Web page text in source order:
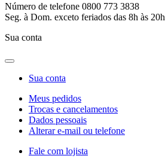
Número de telefone 0800 773 3838
Seg. à Dom. exceto feriados das 8h às 20h
Sua conta
Sua conta
Meus pedidos
Trocas e cancelamentos
Dados pessoais
Alterar e-mail ou telefone
Fale com lojista